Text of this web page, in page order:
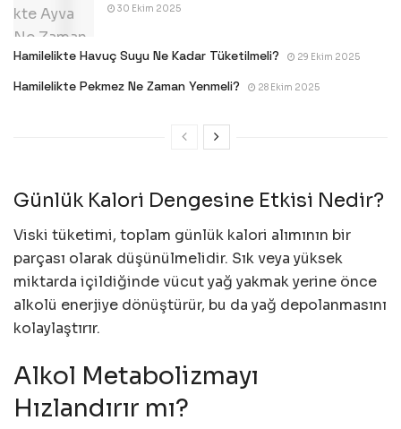
30 Ekim 2025
Hamilelikte Havuç Suyu Ne Kadar Tüketilmeli? 29 Ekim 2025
Hamilelikte Pekmez Ne Zaman Yenmeli? 28 Ekim 2025
Günlük Kalori Dengesine Etkisi Nedir?
Viski tüketimi, toplam günlük kalori alımının bir
parçası olarak düşünülmelidir. Sık veya yüksek
miktarda içildiğinde vücut yağ yakmak yerine önce
alkolü enerjiye dönüştürür, bu da yağ depolanmasını
kolaylaştırır.
Alkol Metabolizmayı
Hızlandırır mı?